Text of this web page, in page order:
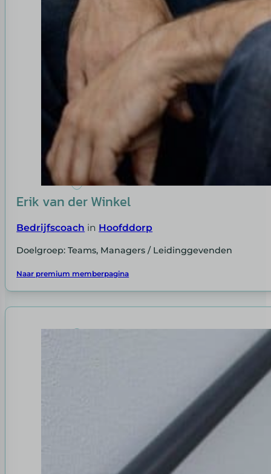
Erik van der Winkel
Bedrijfscoach in Hoofddorp
Doelgroep: Teams, Managers / Leidinggevenden
Naar premium memberpagina